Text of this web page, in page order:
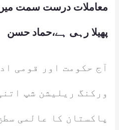
معاملات درست سمت
پھیلا رہی ہے،حماد حسن
آج حکومت اور قومی
ورکنگ ریلیشن شپ
پاکستان کا عالمی